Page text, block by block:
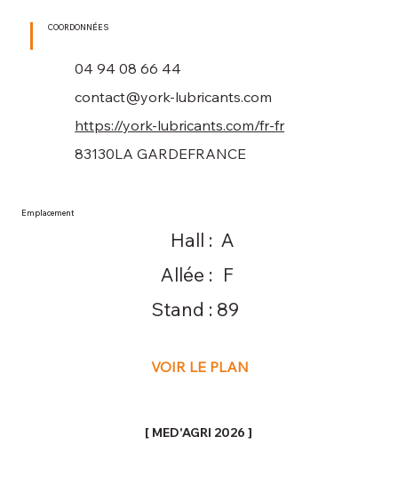
COORDONNÉES
04 94 08 66 44
contact@york-lubricants.com
https://york-lubricants.com/fr-fr
83130LA GARDEFRANCE
Hall :
Allée :
Stand :
A
F
89
VOIR LE PLAN
Emplacement
[ MED'AGRI 2026 ]